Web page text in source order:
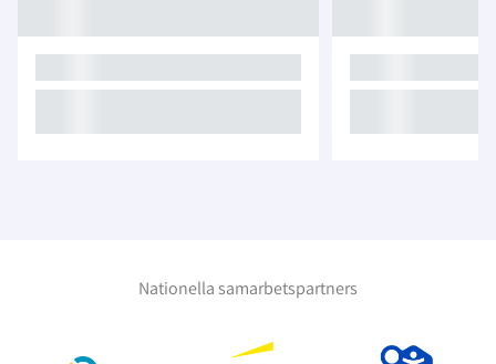
Nationella samarbetspartners